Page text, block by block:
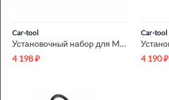
Car-tool
Установочный набор для MB AMG 156 Car-Tool CT-A1327U
4 198₽
Car-tool
4 190₽